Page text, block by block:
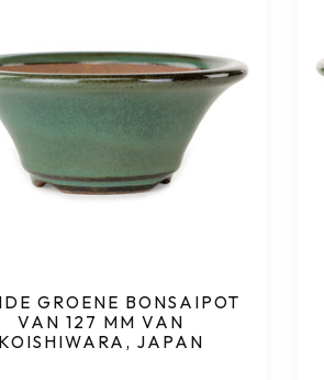
GROENE BONSAIPOT
VAN 127 MM VAN
KOISHIWARA, JAPAN